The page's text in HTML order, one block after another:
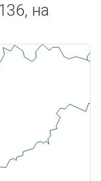
на